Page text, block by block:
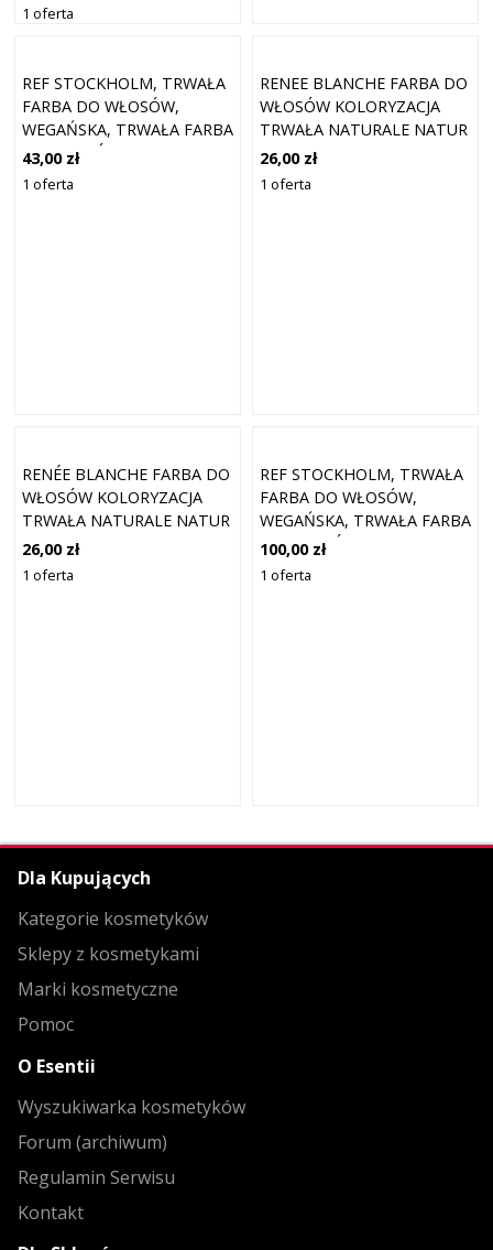
1 oferta
REF STOCKHOLM, TRWAŁA
FARBA DO WŁOSÓW,
WEGAŃSKA, TRWAŁA FARBA
DO WŁOSÓW, 9.1 BARDZO
JASNY POPIELATY BLOND
43,00 zł
1 oferta
RENEE BLANCHE FARBA DO
WŁOSÓW KOLORYZACJA
TRWAŁA NATURALE NATUR
COLOR GREEN 9 N BARDZO
JASNY BLOND
26,00 zł
1 oferta
RENÉE BLANCHE FARBA DO
WŁOSÓW KOLORYZACJA
TRWAŁA NATURALE NATUR
COLOR GREEN 9 R BARDZO
JASNY BLOND MIEDZIANY
26,00 zł
1 oferta
REF STOCKHOLM, TRWAŁA
FARBA DO WŁOSÓW,
WEGAŃSKA, TRWAŁA FARBA
DO WŁOSÓW, 9.3 BARDZO
JASNY ZŁOTY BLOND, 50
100,00 zł
1 oferta
Dla Kupujących
Kategorie kosmetyków
Sklepy z kosmetykami
Marki kosmetyczne
Pomoc
O Esentii
Wyszukiwarka kosmetyków
Forum (archiwum)
Regulamin Serwisu
Kontakt